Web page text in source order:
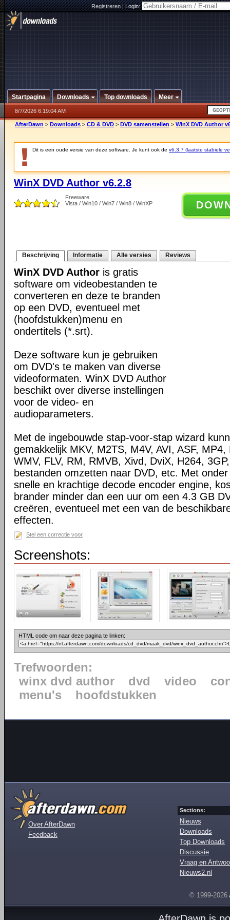
Registreren|Login:
Startpagina Downloads Top downloads Meer
8/7/2026 6:19:04 AM
AfterDawn > Downloads > CD & DVD > DVD samenstellen > WinX DVD Author
Dit is een oude versie van deze software. Je kunt ook de v6.3.7 (laatste stabiele
WinX DVD Author v6.2.8
Freeware
Vista / Win10 / Win7 / Win8 / WinXP
Beschrijving Informatie Alle versies Reviews
WinX DVD Author is gratis
software om videobestanden te
converteren en deze te branden
op een DVD, eventueel met
(hoofdstukken)menu en
ondertitels (*.srt).
Deze software kun je gebruiken
om DVD's te maken van diverse
videoformaten. WinX DVD Author
beschikt over diverse instellingen
voor de video- en
audioparameters.
Met de ingebouwde stap-voor-stap wizard
gemakkelijk MKV, M2TS, M4V, AVI, ASF,
WMV, FLV, RM, RMVB, Xivd, DviX, H264,
bestanden omzetten naar DVD, etc. Met
snelle en krachtige decode encoder engine,
brander minder dan een uur om een 4.3 GB
creëren, eventueel met een van de
effecten.
Stel een correctie voor
Screenshots:
HTML code om naar deze pagina te linken:
Trefwoorden:
winx dvd author
dvd video
menu's
hoofdstukken
Over AfterDawn
Feedback
Sections:
Nieuws
Downloads
Top Downloads
Discussie
Vraag en
Nieuws2.nl
© 1999-2026